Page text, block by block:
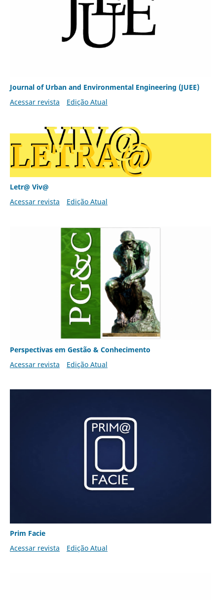
Journal of Urban and Environmental Engineering (JUEE)
Acessar revista
Edição Atual
Letr@ Viv@
Acessar revista
Edição Atual
Perspectivas em Gestão & Conhecimento
Acessar revista
Edição Atual
Prim Facie
Acessar revista
Edição Atual